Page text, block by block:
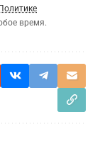
время.